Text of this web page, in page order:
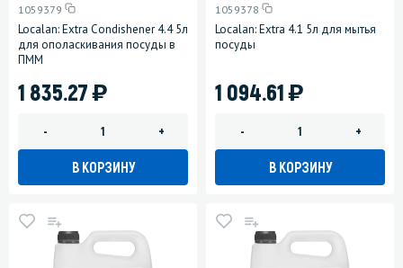
1059379
Localan: Extra Condishener 4.4 5л
для ополаскивания посуды в
ПММ
1 835.27)
- +
В КОРЗИНУ
1059378
Localan: Extra 4.1 5л для мытья
посуды
1 094.61)
- +
В КОРЗИНУ